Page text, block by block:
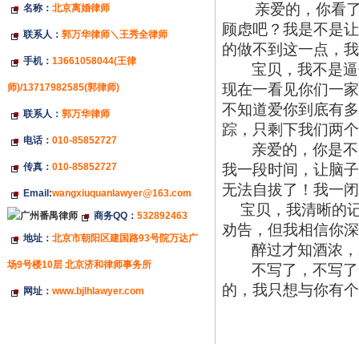
名称： 北京离婚律师
联系人： 郭万华律师＼王秀全律师
手机： 13661058044(王律
师)/13717982585(郭律师)
联系人： 郭万华律师
电话： 010-85852727
传真： 010-85852727
Email:wangxiuquanlawyer@163.com
商务QQ： 532892463
地址： 北京市朝阳区建国路93号院万达广
场9号楼10层 北京济和律师事务所
网址： www.bjlhlawyer.com
亲爱的，你看
顾虑吧？我是不是
的做不到这一点，
宝贝，我不是
现在一看见你们一
不知道爱你到底有
踪，只剩下我们两
亲爱的，你是
我一段时间，让脑
无法自拔了！我一
宝贝，我清晰的
劝告，但我相信你
醉过才知酒浓
不写了，不写
的，我只想与你有